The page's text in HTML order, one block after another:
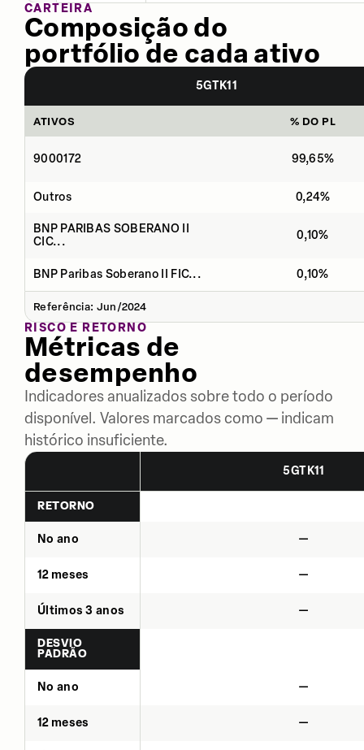
CARTEIRA
Composição do
portfólio de cada ativo
5GTK11
ATIVOS % DO PL
9000172 99,65%
Outros 0,24%
BNP PARIBAS SOBERANO II
CIC...
0,10%
BNP Paribas Soberano II FIC... 0,10%
Referência: Jun/2024
RISCO E RETORNO
Métricas de
desempenho
Indicadores anualizados sobre todo o período
disponível. Valores marcados como — indicam
histórico insuficiente.
5GTK11
RETORNO
No ano —
12 meses —
Últimos 3 anos —
DESVIO
PADRÃO
No ano —
12 meses —